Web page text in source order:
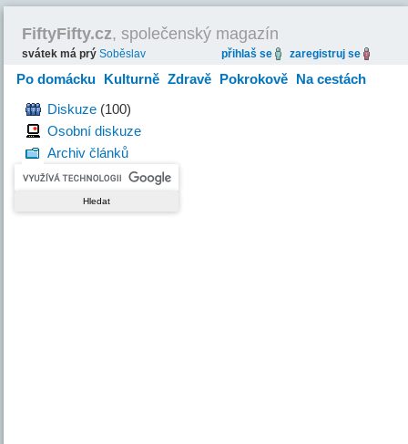
FiftyFifty.cz, společenský magazín
svátek má prýSoběslav přihlaš se zaregistruj se
Po domácku Kulturně Zdravě Pokrokově Na cestách
HravěDiskuze (100)
Osobní diskuze
Archiv článků